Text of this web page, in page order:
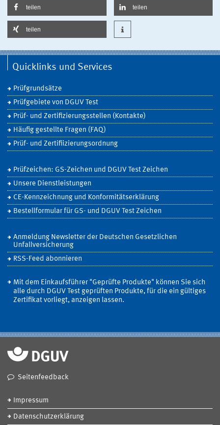
teilen teilen
teilen
Quicklinks und Services
Prüfgrundsätze
Prüfgebiete von DGUV Test
Prüf- und Zertifizierungsstellen (Kontakte)
Häufig gestellte Fragen (FAQ)
Prüf- und Zertifiizierungsordnung
Prüfzeichen: GS-Zeichen und DGUV Test Zeichen
Unsere Dienstleistungen
CE-Kennzeichnung und Konformitätserklärung
Bestellformular für GS- und DGUV Test Zeichen
Anmeldung Newsletter der Deutschen Gesetzlichen
Unfallversicherung
RSS-Feed abonnieren
Mit dem Einkaufsführer "Geprüfte Produkte" können Sie sich
alle durch DGUV Test geprüften Produkte, für die ein gültiges
Zertifikat vorliegt, anzeigen lassen.
Seitenfeedback
Impressum
Datenschutzerklärung